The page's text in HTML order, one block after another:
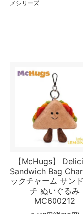
メシリーズ
【McHugs】
Sandwich Bag
ックチャーム サン
チ ぬいぐるみ
MC600212